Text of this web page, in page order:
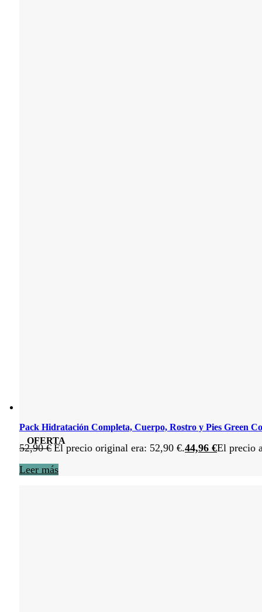
OFERTA
Pack Hidratación Completa, Cuerpo, Rostro y Pies Green
52,90€ El precio original era: 52,90 €.44,96 €El precio
Leer más